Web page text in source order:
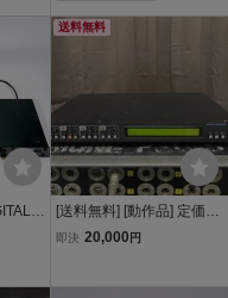
送料無料
[送料無料] [動作品] 定価50
万円 ATL.INC ADU-24D
即決 20,000 円